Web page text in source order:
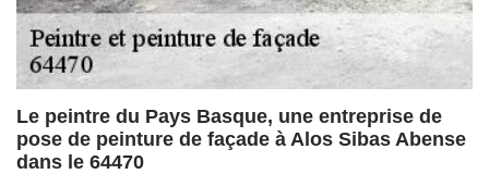
Le peintre du Pays Basque, une entreprise de
pose de peinture de façade à Alos Sibas Abense
dans le 64470